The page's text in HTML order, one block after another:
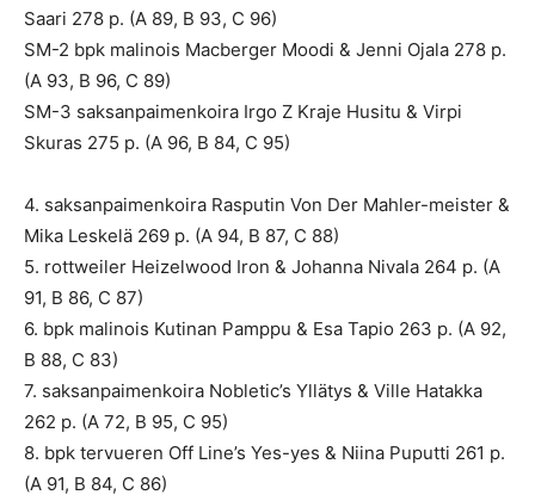
Saari 278 p. (A 89, B 93, C 96)
SM-2 bpk malinois Macberger Moodi & Jenni Ojala 278 p.
(A 93, B 96, C 89)
SM-3 saksanpaimenkoira Irgo Z Kraje Husitu & Virpi
Skuras 275 p. (A 96, B 84, C 95)
4. saksanpaimenkoira Rasputin Von Der Mahler-meister &
Mika Leskelä 269 p. (A 94, B 87, C 88)
5. rottweiler Heizelwood Iron & Johanna Nivala 264 p. (A
91, B 86, C 87)
6. bpk malinois Kutinan Pamppu & Esa Tapio 263 p. (A 92,
B 88, C 83)
7. saksanpaimenkoira Nobletic’s Yllätys & Ville Hatakka
262 p. (A 72, B 95, C 95)
8. bpk tervueren Off Line’s Yes-yes & Niina Puputti 261 p.
(A 91, B 84, C 86)